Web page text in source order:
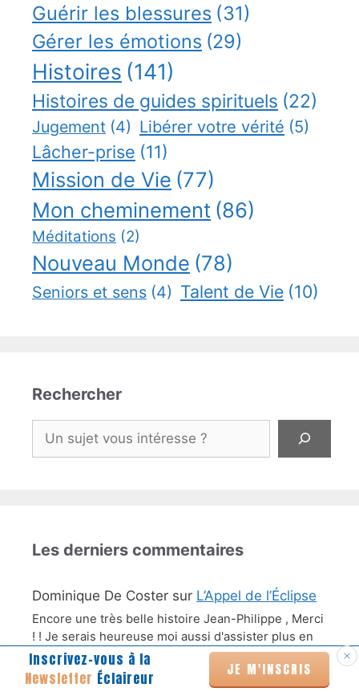
Guérir les blessures (31)
Gérer les émotions (29)
Histoires (141)
Histoires de guides spirituels (22)
Jugement (4) Libérer votre vérité (5)
Lâcher-prise (11)
Mission de Vie (77)
Mon cheminement (86)
Méditations (2)
Nouveau Monde (78)
Seniors et sens (4) Talent de Vie (10)
Rechercher
Les derniers commentaires
Dominique De Coster sur L’Appel de l’Éclipse
Encore une très belle histoire Jean-Philippe , Merci
! ! Je serais heureuse moi aussi d'assister plus en
conscience à…
Lindasur La planète des cœurs lumineux
Inscrivez-vous à la
Newsletter Éclaireur JE M'INSCRIS